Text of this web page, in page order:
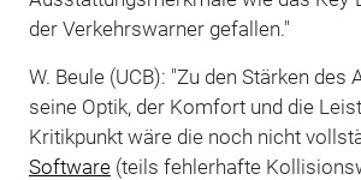
der Verkehrswarner gefallen."
W. Beule (UCB): "Zu den Stärken des
seine Optik, der Komfort und die
Kritikpunkt wäre die noch nicht
Software(teils fehlerhafte